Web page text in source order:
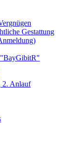
Gestattung
"BayGibitR"
2. Anlauf